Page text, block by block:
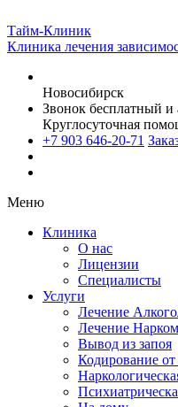
Тайм-Клиник
Клиника лечения
Новосибирск
Звонок бесплатный
Круглосуточная
+7 903 646-20-71
Меню
Клиника
О нас
Лицензии
Специалисты
Услуги
Лечение
Лечение
Вывод из запоя
Кодирование